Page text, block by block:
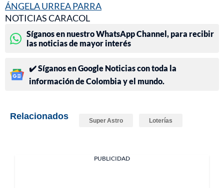
ÁNGELA URREA PARRA
NOTICIAS CARACOL
Síganos en nuestro WhatsApp Channel, para recibir
las noticias de mayor interés
✔️ Síganos en Google Noticias con toda la
información de Colombia y el mundo.
Relacionados Super Astro Loterías
PUBLICIDAD